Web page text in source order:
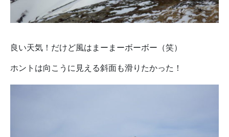
良い天気！だけど風はまーまーボーボー（笑）
ホントは向こうに見える斜面も滑りたかった！